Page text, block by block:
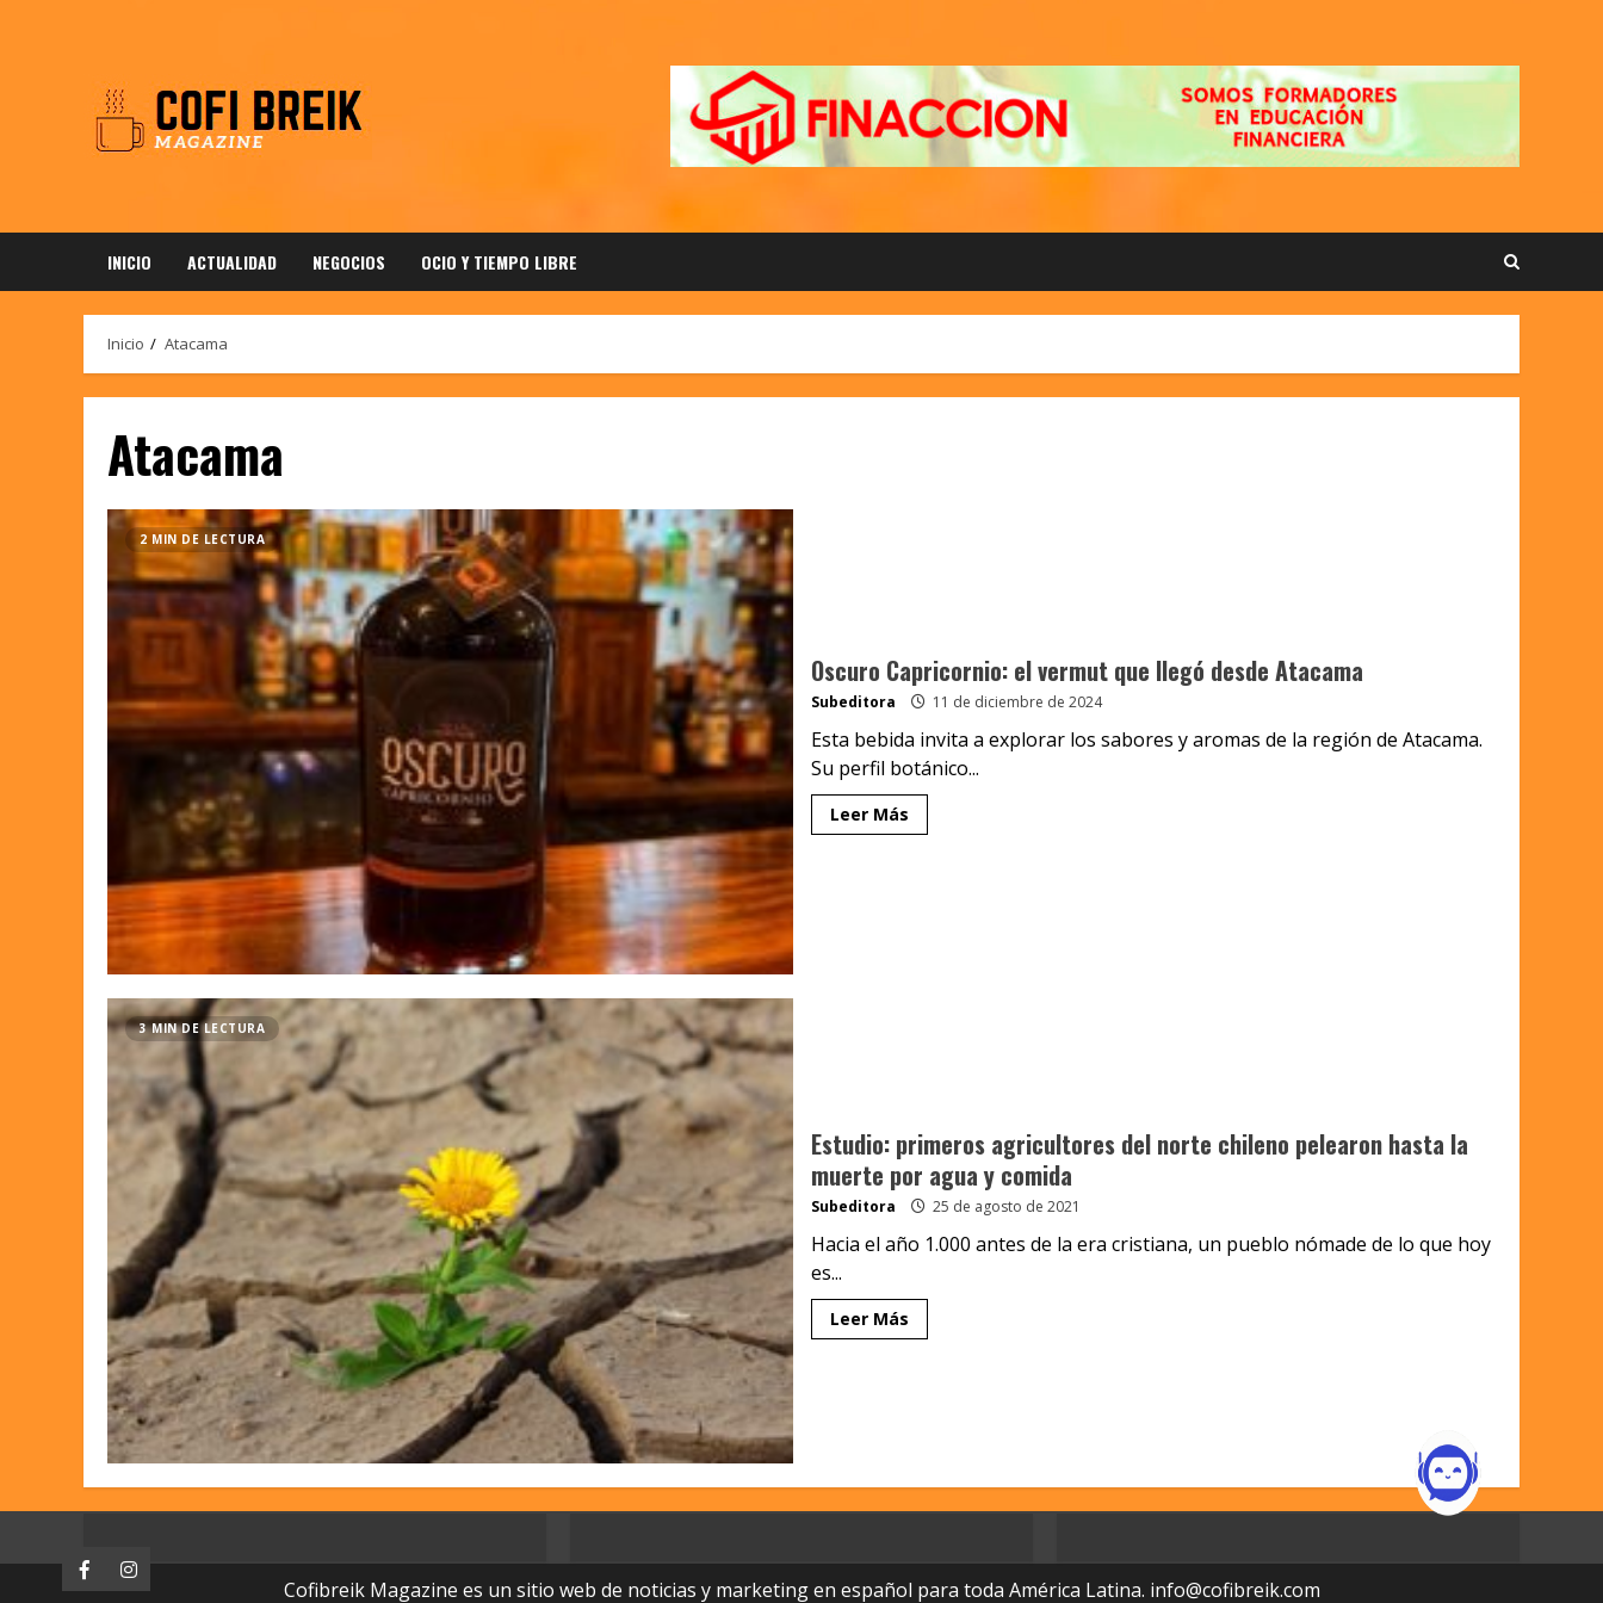
INICIO ACTUALIDAD NEGOCIOS OCIO Y TIEMPO LIBRE
Inicio Atacama
Atacama
2 MIN DE LECTURA
Oscuro Capricornio: el vermut que llegó desde Atacama
Subeditora 11 de diciembre de 2024
Esta bebida invita a explorar los sabores y aromas de la región de Atacama.
Su perfil botánico...
Leer Más
3 MIN DE LECTURA
Estudio: primeros agricultores del norte chileno pelearon hasta la
muerte por agua y comida
Subeditora 25 de agosto de 2021
Hacia el año 1.000 antes de la era cristiana, un pueblo nómade de lo que hoy
es...
Leer Más
FacebookInstagram Cofibreik Magazine es un sitio web de noticias y marketing en español para toda América Latina. info@cofibreik.com